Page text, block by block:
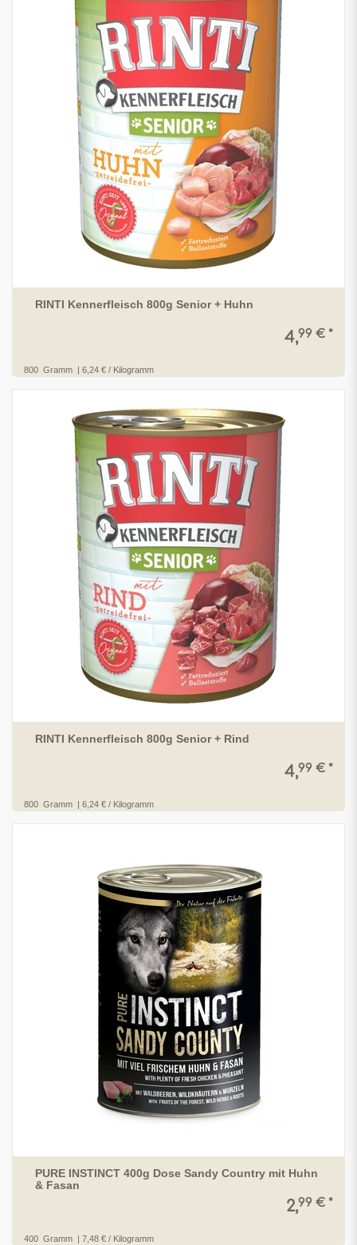
RINTI Kennerfleisch 800g Senior + Huhn
4,99 € *
800 Gramm | 6,24 € / Kilogramm
RINTI Kennerfleisch 800g Senior + Rind
4,99 € *
800 Gramm | 6,24 € / Kilogramm
PURE INSTINCT 400g Dose Sandy Country mit Huhn
& Fasan
2,99 € *
400 Gramm | 7,48 € / Kilogramm